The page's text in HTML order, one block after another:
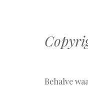
Behalve